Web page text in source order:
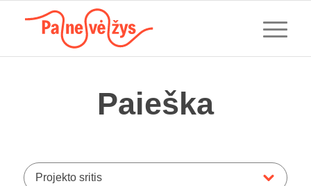
Paieška
Projekto sritis